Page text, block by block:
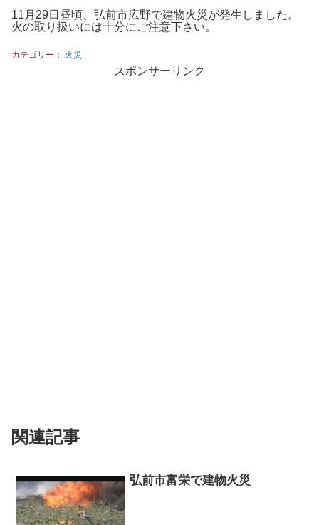
11月29日昼頃、弘前市広野で建物火災が発生しました。
火の取り扱いには十分にご注意下さい。
カテゴリー： 火災
スポンサーリンク
関連記事
弘前市富栄で建物火災